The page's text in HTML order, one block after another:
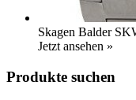
Skagen Balder
Jetzt ansehen »
Produkte suchen